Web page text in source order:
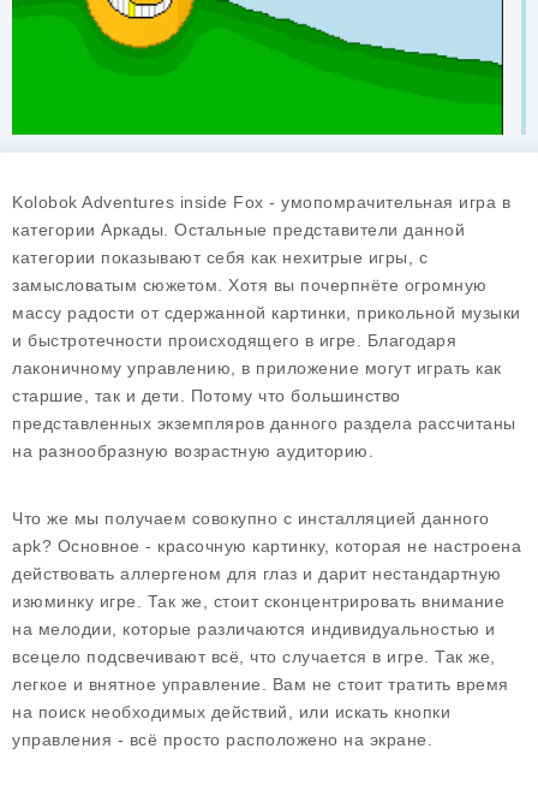
Kolobok Adventures inside Fox - умопомрачительная игра в
категории Аркады. Остальные представители данной
категории показывают себя как нехитрые игры, с
замысловатым сюжетом. Хотя вы почерпнёте огромную
массу радости от сдержанной картинки, прикольной музыки
и быстротечности происходящего в игре. Благодаря
лаконичному управлению, в приложение могут играть как
старшие, так и дети. Потому что большинство
представленных экземпляров данного раздела рассчитаны
на разнообразную возрастную аудиторию.
Что же мы получаем совокупно с инсталляцией данного
apk? Основное - красочную картинку, которая не настроена
действовать аллергеном для глаз и дарит нестандартную
изюминку игре. Так же, стоит сконцентрировать внимание
на мелодии, которые различаются индивидуальностью и
всецело подсвечивают всё, что случается в игре. Так же,
легкое и внятное управление. Вам не стоит тратить время
на поиск необходимых действий, или искать кнопки
управления - всё просто расположено на экране.